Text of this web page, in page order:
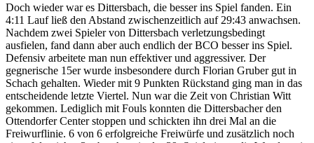
Doch wieder war es Dittersbach, die besser ins Spiel fanden. Ein
4:11 Lauf ließ den Abstand zwischenzeitlich auf 29:43 anwachsen.
Nachdem zwei Spieler von Dittersbach verletzungsbedingt
ausfielen, fand dann aber auch endlich der BCO besser ins Spiel.
Defensiv arbeitete man nun effektiver und aggressiver. Der
gegnerische 15er wurde insbesondere durch Florian Gruber gut in
Schach gehalten. Wieder mit 9 Punkten Rückstand ging man in das
entscheidende letzte Viertel. Nun war die Zeit von Christian Witt
gekommen. Lediglich mit Fouls konnten die Dittersbacher den
Ottendorfer Center stoppen und schickten ihn drei Mal an die
Freiwurflinie. 6 von 6 erfolgreiche Freiwürfe und zusätzlich noch